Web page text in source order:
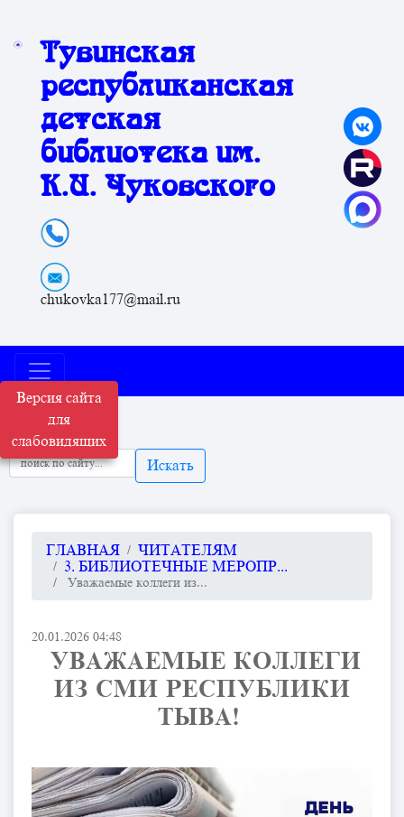
Версия сайта
для
слабовидящих
Тувинская
республиканская
детская
библиотека им.
К.И. Чуковского
chukovka177@mail.ru
Искать
ГЛАВНАЯ
ЧИТАТЕЛЯМ
3. БИБЛИОТЕЧНЫЕ МЕРОПР...
​ Уважаемые коллеги из...
20.01.2026 04:48
​ УВАЖАЕМЫЕ КОЛЛЕГИ
ИЗ СМИ РЕСПУБЛИКИ
ТЫВА! ​